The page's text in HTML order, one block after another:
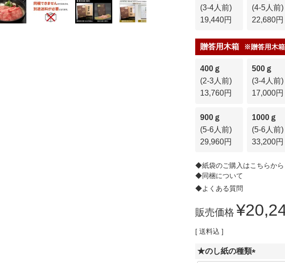
(3-4人前)
19,440円
(4-5人前)
22,680円
贈答用木箱 ※贈答用木箱
400ｇ
(2-3人前)
13,760円
500ｇ
(3-4人前)
17,000円
900ｇ
(5-6人前)
29,960円
1000ｇ
(5-6人前)
33,200円
◆紙袋のご購入はこちらから
◆同梱について
◆よくある質問
販売価格 ¥
送料込
★のし紙の種類